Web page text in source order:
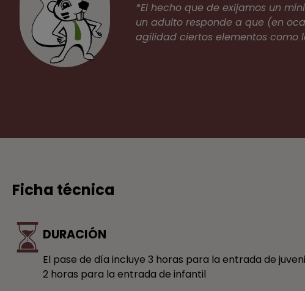
*El hecho que de exijamos un
un adulto responde a que (en
agilidad ciertos elementos como
Ficha técnica
DURACIÓN
El pase de día incluye 3 horas para la entrada de
2 horas para la entrada de infantil